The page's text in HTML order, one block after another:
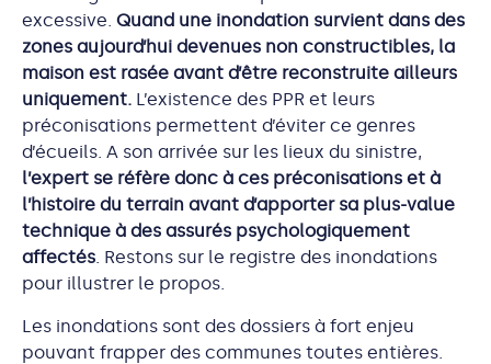
excessive. Quand une inondation survient dans des
zones aujourd’hui devenues non constructibles, la
maison est rasée avant d’être reconstruite ailleurs
uniquement. L’existence des PPR et leurs
préconisations permettent d’éviter ce genres
d’écueils. A son arrivée sur les lieux du sinistre,
l’expert se réfère donc à ces préconisations et à
l’histoire du terrain avant d’apporter sa plus-value
technique à des assurés psychologiquement
affectés. Restons sur le registre des inondations
pour illustrer le propos.
Les inondations sont des dossiers à fort enjeu
pouvant frapper des communes toutes entières.